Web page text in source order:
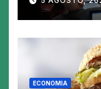
ECONOMIA